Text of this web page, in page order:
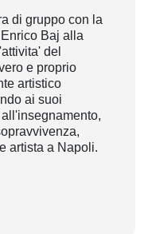
di gruppo con la
Baj alla
del
e proprio
artistico
ai suoi
artista a Napoli.